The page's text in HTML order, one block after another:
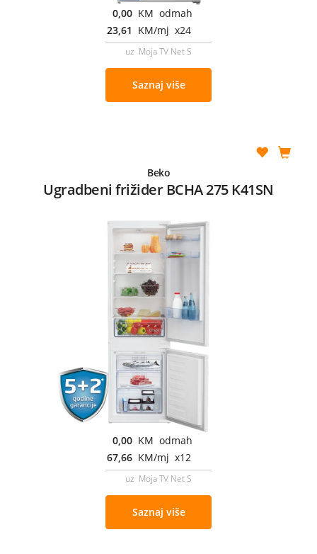
0,00 KM odmah
23,61 KM/mj x24
uz Moja TV Net S
Saznaj više
Beko
Ugradbeni frižider BCHA 275 K41SN
0,00 KM odmah
67,66 KM/mj x12
uz Moja TV Net S
Saznaj više